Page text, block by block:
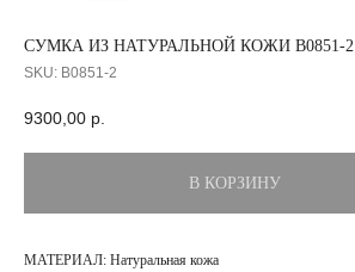
СУМКА ИЗ НАТУРАЛЬНОЙ КОЖИ B0851-2
SKU: B0851-2
9300,00 р.
В КОРЗИНУ
МАТЕРИАЛ: Натуральная кожа